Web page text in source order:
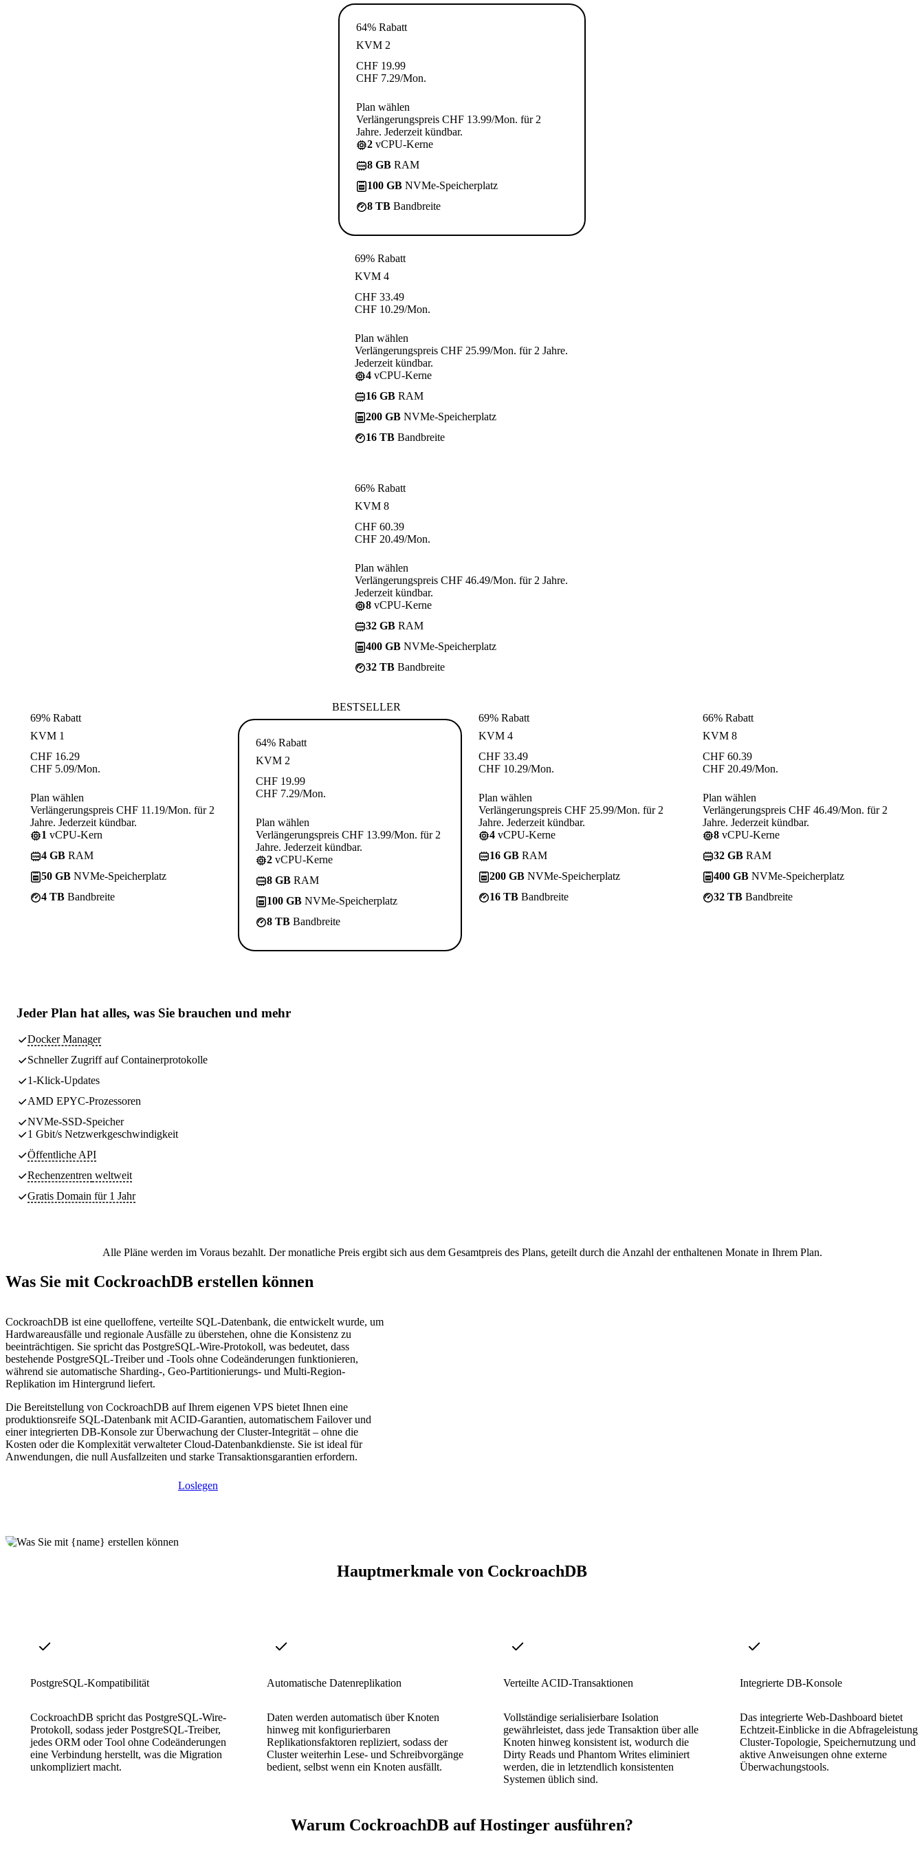
64% Rabatt
KVM 2
CHF 19.99
CHF 7.29/Mon.
Plan wählen
Verlängerungspreis CHF 13.99/Mon. für 2
Jahre. Jederzeit kündbar.
2 vCPU-Kerne
8 GB RAM
100 GB NVMe-Speicherplatz
8 TB Bandbreite
69% Rabatt
KVM 4
CHF 33.49
CHF 10.29/Mon.
Plan wählen
Verlängerungspreis CHF 25.99/Mon. für 2 Jahre.
Jederzeit kündbar.
4 vCPU-Kerne
16 GB RAM
200 GB NVMe-Speicherplatz
16 TB Bandbreite
66% Rabatt
KVM 8
CHF 60.39
CHF 20.49/Mon.
Plan wählen
Verlängerungspreis CHF 46.49/Mon. für 2 Jahre.
Jederzeit kündbar.
8 vCPU-Kerne
32 GB RAM
400 GB NVMe-Speicherplatz
32 TB Bandbreite
69% Rabatt
KVM 1
CHF 16.29
CHF 5.09/Mon.
Plan wählen
Verlängerungspreis CHF 11.19/Mon. für 2
Jahre. Jederzeit kündbar.
1 vCPU-Kern
4 GB RAM
50 GB NVMe-Speicherplatz
4 TB Bandbreite
BESTSELLER
64% Rabatt
KVM 2
CHF 19.99
CHF 7.29/Mon.
Plan wählen
Verlängerungspreis CHF 13.99/Mon. für 2
Jahre. Jederzeit kündbar.
2 vCPU-Kerne
8 GB RAM
100 GB NVMe-Speicherplatz
8 TB Bandbreite
69% Rabatt
KVM 4
CHF 33.49
CHF 10.29/Mon.
Plan wählen
Verlängerungspreis CHF 25.99/Mon. für 2
Jahre. Jederzeit kündbar.
4 vCPU-Kerne
16 GB RAM
200 GB NVMe-Speicherplatz
16 TB Bandbreite
66% Rabatt
KVM 8
CHF 60.39
CHF 20.49/Mon.
Plan wählen
Verlängerungspreis CHF 46.49/Mon. für 2
Jahre. Jederzeit kündbar.
8 vCPU-Kerne
32 GB RAM
400 GB NVMe-Speicherplatz
32 TB Bandbreite
Jeder Plan hat alles, was Sie brauchen und mehr
Docker Manager
Schneller Zugriff auf Containerprotokolle
1-Klick-Updates
AMD EPYC-Prozessoren
NVMe-SSD-Speicher
1 Gbit/s Netzwerkgeschwindigkeit
Öffentliche API
Rechenzentren weltweit
Gratis Domain für 1 Jahr
Alle Pläne werden im Voraus bezahlt. Der monatliche Preis ergibt sich aus dem Gesamtpreis des Plans, geteilt durch die Anzahl der enthaltenen Monate in Ihrem Plan.
Was Sie mit CockroachDB erstellen können
CockroachDB ist eine quelloffene, verteilte SQL-Datenbank, die entwickelt wurde, um
Hardwareausfälle und regionale Ausfälle zu überstehen, ohne die Konsistenz zu
beeinträchtigen. Sie spricht das PostgreSQL-Wire-Protokoll, was bedeutet, dass
bestehende PostgreSQL-Treiber und -Tools ohne Codeänderungen funktionieren,
während sie automatische Sharding-, Geo-Partitionierungs- und Multi-Region-
Replikation im Hintergrund liefert.
Die Bereitstellung von CockroachDB auf Ihrem eigenen VPS bietet Ihnen eine
produktionsreife SQL-Datenbank mit ACID-Garantien, automatischem Failover und
einer integrierten DB-Konsole zur Überwachung der Cluster-Integrität – ohne die
Kosten oder die Komplexität verwalteter Cloud-Datenbankdienste. Sie ist ideal für
Anwendungen, die null Ausfallzeiten und starke Transaktionsgarantien erfordern.
Loslegen
Hauptmerkmale von CockroachDB
PostgreSQL-Kompatibilität
CockroachDB spricht das PostgreSQL-Wire-
Protokoll, sodass jeder PostgreSQL-Treiber,
jedes ORM oder Tool ohne Codeänderungen
eine Verbindung herstellt, was die Migration
unkompliziert macht.
Automatische Datenreplikation
Daten werden automatisch über Knoten
hinweg mit konfigurierbaren
Replikationsfaktoren repliziert, sodass der
Cluster weiterhin Lese- und Schreibvorgänge
bedient, selbst wenn ein Knoten ausfällt.
Verteilte ACID-Transaktionen
Vollständige serialisierbare Isolation
gewährleistet, dass jede Transaktion über alle
Knoten hinweg konsistent ist, wodurch die
Dirty Reads und Phantom Writes eliminiert
werden, die in letztendlich konsistenten
Systemen üblich sind.
Integrierte DB-Konsole
Das integrierte Web-Dashboard bietet
Echtzeit-Einblicke in die Abfrageleistung,
Cluster-Topologie, Speichernutzung und
aktive Anweisungen ohne externe
Überwachungstools.
Warum CockroachDB auf Hostinger ausführen?